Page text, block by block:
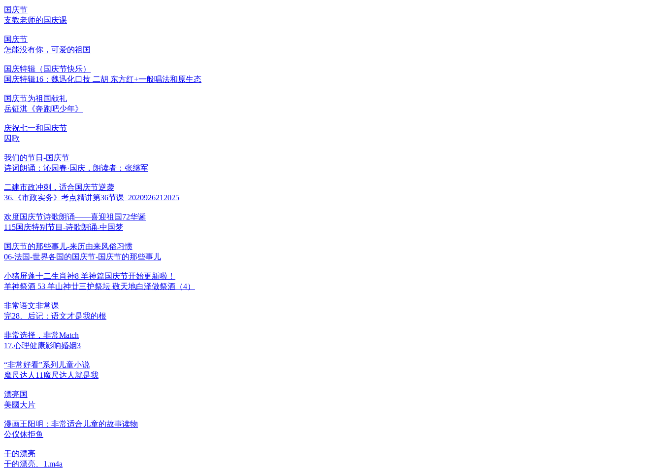
国庆节
支教老师的国庆课
国庆节
怎能没有你，可爱的祖国
国庆特辑（国庆节快乐）
国庆特辑16：魏迅化口技 二胡 东方红+一般唱法和原生态
国庆节为祖国献礼
岳钲淇《奔跑吧少年》
庆祝七一和国庆节
囚歌
我们的节日-国庆节
诗词朗诵：沁园春·国庆，朗读者：张继军
二建市政冲刺，适合国庆节逆袭
36.《市政实务》考点精讲第36节课_2020926212025
欢度国庆节诗歌朗诵——喜迎祖国72华诞
115国庆特别节目-诗歌朗诵-中国梦
国庆节的那些事儿-来历由来风俗习惯
06-法国-世界各国的国庆节-国庆节的那些事儿
小猪屏蓬十二生肖神8 羊神篇国庆节开始更新啦！
羊神祭酒 53 羊山神廿三护祭坛 敬天地白泽做祭酒（4）
非常语文非常课
完28、后记：语文才是我的根
非常选择，非常Match
17.心理健康影响婚姻3
“非常好看”系列儿童小说
魔尺达人11魔尺达人就是我
漂亮国
美國大片
漫画王阳明：非常适合儿童的故事读物
公仪休拒鱼
干的漂亮
干的漂亮、1.m4a